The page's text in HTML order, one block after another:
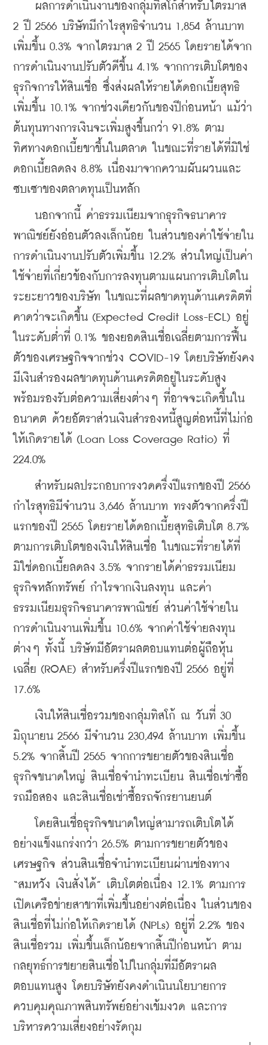
ผลการดำเนินงานของกลุ่มทิสโก้สำหรับไตรมาส
2 ปี 2566 บริษัทมีกำไรสุทธิจำนวน 1,854 ล้านบาท
เพิ่มขึ้น 0.3% จากไตรมาส 2 ปี 2565 โดยรายได้จาก
การดำเนินงานปรับตัวดีขึ้น 4.1% จากการเติบโตของ
ธุรกิจการให้สินเชื่อ ซึ่งส่งผลให้รายได้ดอกเบี้ยสุทธิ
เพิ่มขึ้น 10.1% จากช่วงเดียวกันของปีก่อนหน้า แม้ว่า
ต้นทุนทางการเงินจะเพิ่มสูงขึ้นกว่า 91.8% ตาม
ทิศทางดอกเบี้ยขาขึ้นในตลาด ในขณะที่รายได้ที่มิใช่
ดอกเบี้ยลดลง 8.8% เนื่องมาจากความผันผวนและ
ซบเซาของตลาดทุนเป็นหลัก
นอกจากนี้ ค่าธรรมเนียมจากธุรกิจธนาคาร
พาณิชย์ยังอ่อนตัวลงเล็กน้อย ในส่วนของค่าใช้จ่ายใน
การดำเนินงานปรับตัวเพิ่มขึ้น 12.2% ส่วนใหญ่เป็นค่า
ใช้จ่ายที่เกี่ยวข้องกับการลงทุนตามแผนการเติบโตใน
ระยะยาวของบริษัท ในขณะที่ผลขาดทุนด้านเครดิตที่
คาดว่าจะเกิดขึ้น (Expected Credit Loss-ECL) อยู่
ในระดับต่ำที่ 0.1% ของยอดสินเชื่อเฉลี่ยตามการฟื้น
ตัวของเศรษฐกิจจากช่วง COVID-19 โดยบริษัทยังคง
มีเงินสำรองผลขาดทุนด้านเครดิตอยู่ในระดับสูง
พร้อมรองรับต่อความเสี่ยงต่างๆ ที่อาจจะเกิดขึ้นใน
อนาคต ด้วยอัตราส่วนเงินสำรองหนี้สูญต่อหนี้ที่ไม่ก่อ
ให้เกิดรายได้ (Loan Loss Coverage Ratio) ที่
224.0%
สำหรับผลประกอบการงวดครึ่งปีแรกของปี 2566
กำไรสุทธิมีจำนวน 3,646 ล้านบาท ทรงตัวจากครึ่งปี
แรกของปี 2565 โดยรายได้ดอกเบี้ยสุทธิเติบโต 8.7%
ตามการเติบโตของเงินให้สินเชื่อ ในขณะที่รายได้ที่
มิใช่ดอกเบี้ยลดลง 3.5% จากรายได้ค่าธรรมเนียม
ธุรกิจหลักทรัพย์ กำไรจากเงินลงทุน และค่า
ธรรมเนียมธุรกิจธนาคารพาณิชย์ ส่วนค่าใช้จ่ายใน
การดำเนินงานเพิ่มขึ้น 10.6% จากค่าใช้จ่ายลงทุน
ต่างๆ ทั้งนี้ บริษัทมีอัตราผลตอบแทนต่อผู้ถือหุ้น
เฉลี่ย (ROAE) สำหรับครึ่งปีแรกของปี 2566 อยู่ที่
17.6%
เงินให้สินเชื่อรวมของกลุ่มทิสโก้ ณ วันที่ 30
มิถุนายน 2566 มีจำนวน 230,494 ล้านบาท เพิ่มขึ้น
5.2% จากสิ้นปี 2565 จากการขยายตัวของสินเชื่อ
ธุรกิจขนาดใหญ่ สินเชื่อจำนำทะเบียน สินเชื่อเช่าซื้อ
รถมือสอง และสินเชื่อเช่าซื้อรถจักรยานยนต์
โดยสินเชื่อธุรกิจขนาดใหญ่สามารถเติบโตได้
อย่างแข็งแกร่งกว่า 26.5% ตามการขยายตัวของ
เศรษฐกิจ ส่วนสินเชื่อจำนำทะเบียนผ่านช่องทาง
“สมหวัง เงินสั่งได้” เติบโตต่อเนื่อง 12.1% ตามการ
เปิดเครือข่ายสาขาที่เพิ่มขึ้นอย่างต่อเนื่อง ในส่วนของ
สินเชื่อที่ไม่ก่อให้เกิดรายได้ (NPLs) อยู่ที่ 2.2% ของ
สินเชื่อรวม เพิ่มขึ้นเล็กน้อยจากสิ้นปีก่อนหน้า ตาม
กลยุทธ์การขยายสินเชื่อไปในกลุ่มที่มีอัตราผล
ตอบแทนสูง โดยบริษัทยังคงดำเนินนโยบายการ
ควบคุมคุณภาพสินทรัพย์อย่างเข้มงวด และการ
บริหารความเสี่ยงอย่างรัดกุม